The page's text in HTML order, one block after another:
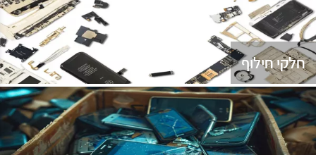
חלקי חילוף